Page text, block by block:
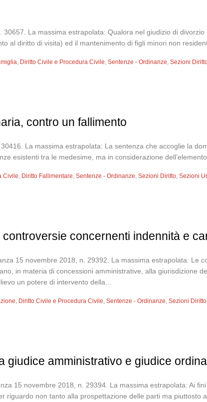
La massima estrapolata: Qualora nel giudizio di
al diritto di visita) ed il mantenimento di figli minori non
, Diritto Civile e Procedura Civile,Sentenze - Ordinanze,Sezioni
contro un fallimento
La massima estrapolata: La sentenza che accoglie la
esistenti tra le medesime, ma in considerazione
Civile, Diritto Fallimentare,Sentenze - Ordinanze,Sezioni Diritto,Sezioni
concernenti indennità e
15 novembre 2018, n. 29392. La massima estrapolata: Le
in materia di concessioni amministrative, alla giurisdizione
un potere di intervento della...
, Diritto Civile e Procedura Civile,Sentenze - Ordinanze,Sezioni Diritto
giudice amministrativo e giudice
15 novembre 2018, n. 29394. La massima estrapolata: Ai
riguardo non tanto alla prospettazione delle parti ma piuttosto